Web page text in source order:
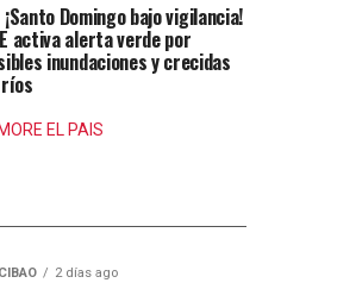
¡Santo Domingo bajo vigilancia!
activa alerta verde por
inundaciones y crecidas
MORE EL PAIS
2 días ago